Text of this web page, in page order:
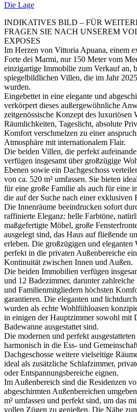
Die Lage
INDIKATIVES BILD – FÜR
FRAGEN SIE NACH UNSEREM
EXPOSES
Im Herzen von Vittoria Apuana, einem
Forte dei Marmi, nur 150 Meter vom
einzigartige Immobilie zum Verkauf an,
spiegelbildlichen Villen, die im Jahr
wurden.
Eingebettet in eine elegante und
verkörpert dieses außergewöhnliche
zeitgenössische Konzept des luxuriösen
Räumlichkeiten, Tageslicht, absolute
Komfort verschmelzen zu einer
Atmosphäre mit internationalem Flair.
Die beiden Villen, die perfekt
verfügen insgesamt über großzügige
Ebenen sowie ein Dachgeschoss
von ca. 520 m² umfassen. Sie bieten
für eine große Familie als auch für eine
die auf der Suche nach einer exklusiven
Die Innenräume beeindrucken sofort
raffinierte Eleganz: helle Farbtöne,
maßgefertigte Möbel, große
ausgelegt sind, das Haus auf fließende
erleben. Die großzügigen und eleganten
perfekt in die privaten Außenbereiche
Kontinuität zwischen Innen und Außen.
Die beiden Immobilien verfügen
und 12 Badezimmer, darunter
und Familienmitgliedern höchsten
garantieren. Die eleganten und
wurden als echte Wohlfühloasen
in einigen der Hauptzimmer sowohl mit
Badewanne ausgestattet sind.
Die modernen und perfekt
harmonisch in die Ess- und
Dachgeschosse weitere vielseitige
ideal als zusätzliche Schlafzimmer,
oder Entspannungsbereiche eignen.
Im Außenbereich sind die Residenzen
abgeschirmten Außenbereichen
m² umfassen und perfekt sind, um das
vollen Zügen zu genießen. Die Nähe